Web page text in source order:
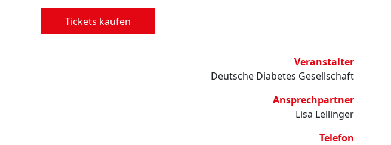
Tickets kaufen
Veranstalter
Deutsche Diabetes Gesellschaft
Ansprechpartner
Lisa Lellinger
Telefon